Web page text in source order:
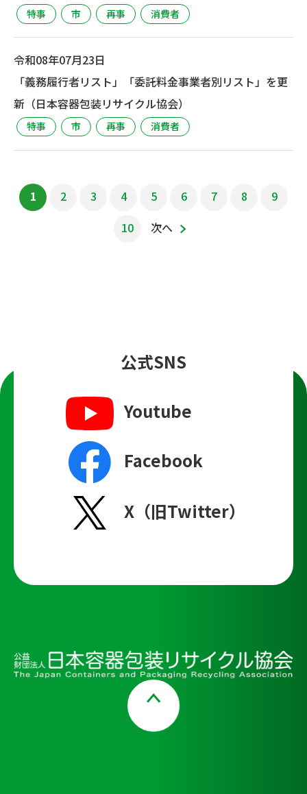
特事 市 再事 消費者
令和08年07月23日
「義務履行者リスト」「委託料金事業者別リスト」を更
新（日本容器包装リサイクル協会）
特事 市 再事 消費者
1 2 3 4 5 6 7 8
9
10
次へ
公式SNS
Youtube
Facebook
X（旧Twitter）